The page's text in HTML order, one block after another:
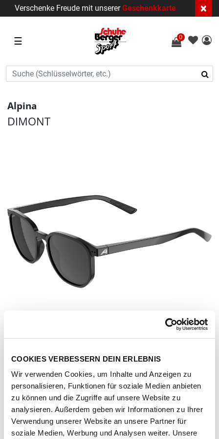
COOKIES VERBESSERN DEIN ERLEBNIS
Wir verwenden Cookies, um Inhalte und Anzeigen zu
personalisieren, Funktionen für soziale Medien anbieten
zu können und die Zugriffe auf unsere Website zu
analysieren. Außerdem geben wir Informationen zu Ihrer
Verwendung unserer Website an unsere Partner für
soziale Medien, Werbung und Analysen weiter. Unsere
Verschenke Freude mit unsererGeschenkkarte ×
☰ 0
Alpina
DIMONT
Artikel-Nr.206140-1011-1001